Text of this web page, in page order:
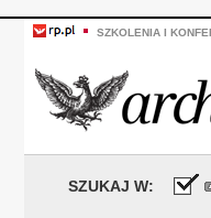
SZKOLENIA I
SZUKAJ W: